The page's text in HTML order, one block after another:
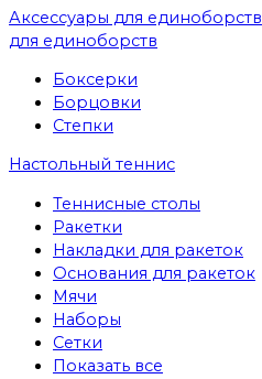
Аксессуары для единоборств
для единоборств
Боксерки
Борцовки
Степки
Настольный теннис
Теннисные столы
Ракетки
Накладки для ракеток
Основания для ракеток
Мячи
Наборы
Сетки
Показать все